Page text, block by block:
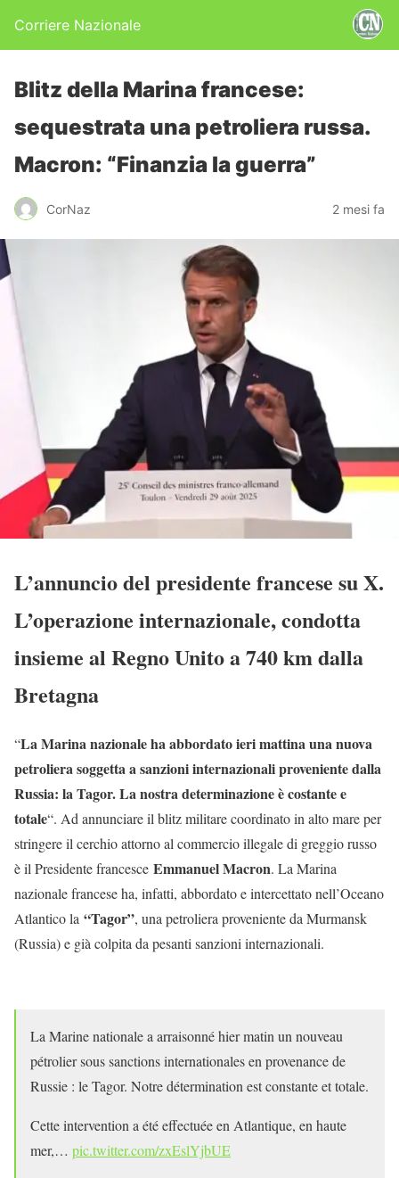
Corriere Nazionale
Blitz della Marina francese:
sequestrata una petroliera russa.
Macron: “Finanzia la guerra”
CorNaz 2 mesi fa
L’annuncio del presidente francese su X.
L’operazione internazionale, condotta
insieme al Regno Unito a 740 km dalla
Bretagna
“La Marina nazionale ha abbordato ieri mattina una nuova
petroliera soggetta a sanzioni internazionali proveniente dalla
Russia: la Tagor. La nostra determinazione è costante e
totale“. Ad annunciare il blitz militare coordinato in alto mare per
stringere il cerchio attorno al commercio illegale di greggio russo
è il Presidente francesce Emmanuel Macron. La Marina
nazionale francese ha, infatti, abbordato e intercettato nell’Oceano
Atlantico la “Tagor”, una petroliera proveniente da Murmansk
(Russia) e già colpita da pesanti sanzioni internazionali.
La Marine nationale a arraisonné hier matin un nouveau
pétrolier sous sanctions internationales en provenance de
Russie : le Tagor. Notre détermination est constante et totale.
Cette intervention a été effectuée en Atlantique, en haute
mer,… pic.twitter.com/zxEslYjbUE